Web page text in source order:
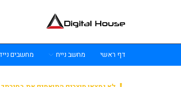
דף ראשי מחשב נייח מחשבים